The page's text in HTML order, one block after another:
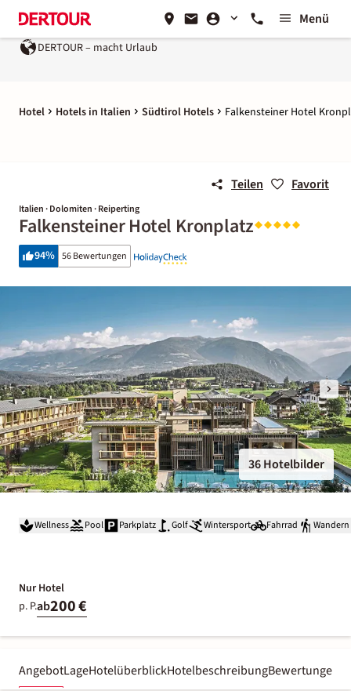
Menü
DERTOUR – macht Urlaub
Hotel Hotels in Italien Südtirol Hotels Falkensteiner Hotel
Teilen Favorit
Italien · Dolomiten · Reiperting
Falkensteiner Hotel Kronplatz
94% 56 Bewertungen
36 Hotelbilder
Wellness Pool Parkplatz Golf Wintersport Fahrrad Wandern
Nur Hotel
p. P.ab200 €
AngebotLageHotelüberblickHotelbeschreibungBewertungen